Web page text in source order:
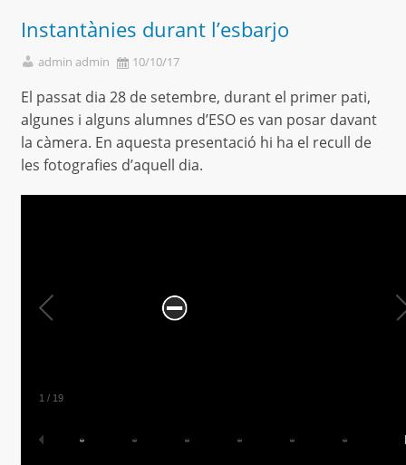
Instantànies durant l’esbarjo
admin admin 10/10/17
El passat dia 28 de setembre, durant el primer pati,
algunes i alguns alumnes d’ESO es van posar davant
la càmera. En aquesta presentació hi ha el recull de
les fotografies d’aquell dia.
2 / 19